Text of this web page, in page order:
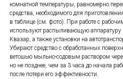
комнатной температуры, равномерно
средства, необходимого для
в таблице (см. фото). При работе с
используют распыливающую аппаратуру
Квазар, а также установки на
Убирают средство с обработанных
ветошью мыльно-содовым раствором
но не позднее, чем за 3 часа до начала
после потери его эффективности.